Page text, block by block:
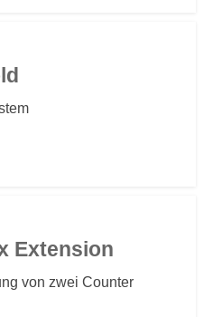
Extension
von zwei Counter